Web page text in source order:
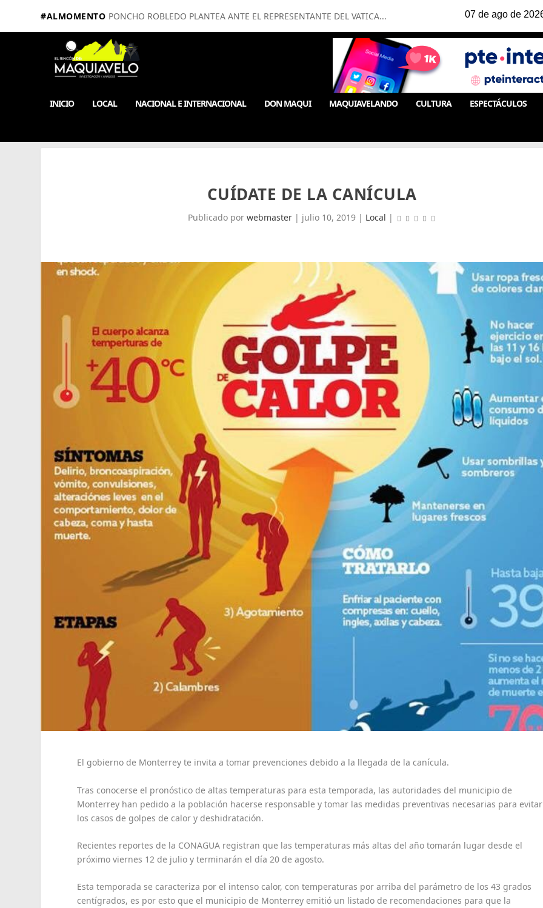
#ALMOMENTO PONCHO ROBLEDO PLANTEA ANTE EL REPRESENTANTE DEL VATICA...
INICIO LOCAL NACIONAL E INTERNACIONAL DON MAQUI MAQUIAVELANDO CULTURA ESPECTÁCULOS
CUÍDATE DE LA CANÍCULA
Publicado porwebmaster | julio 10, 2019 | Local |
El gobierno de Monterrey te invita a tomar prevenciones debido a la llegada de la canícula.
Tras conocerse el pronóstico de altas temperaturas para esta temporada, las autoridades del municipio de
Monterrey han pedido a la población hacerse responsable y tomar las medidas preventivas necesarias para evitar
los casos de golpes de calor y deshidratación.
Recientes reportes de la CONAGUA registran que las temperaturas más altas del año tomarán lugar desde el
próximo viernes 12 de julio y terminarán el día 20 de agosto.
Esta temporada se caracteriza por el intenso calor, con temperaturas por arriba del parámetro de los 43 grados
centígrados, es por esto que el municipio de Monterrey emitió un listado de recomendaciones para que la